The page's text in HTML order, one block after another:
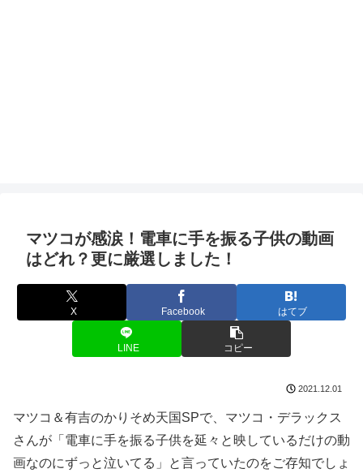
マツコが感涙！電車に手を振る子供の動画
はどれ？更に厳選しました！
X Facebook はてブ
LINE コピー
2021.12.01
マツコ＆有吉のかりそめ天国SPで、マツコ・デラックス
さんが「電車に手を振る子供を延々と映しているだけの動
画なのにずっと泣いてる」と言っていたのをご存知でしょ